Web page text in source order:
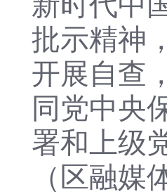
批示精神，
开展自查
同党中央
署和 上级
（区融媒